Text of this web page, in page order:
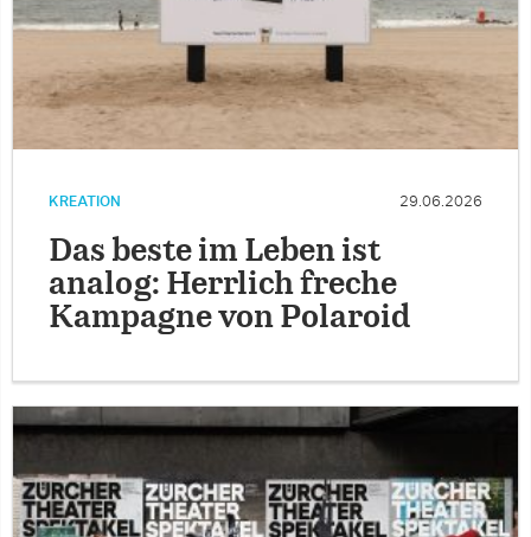
KREATION 29.06.2026
Das beste im Leben ist
analog: Herrlich freche
Kampagne von Polaroid